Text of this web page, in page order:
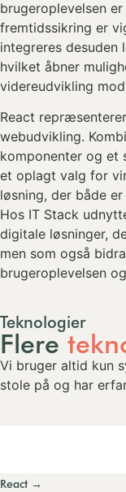
brugeroplevelsen
fremtidssikring er
integreres desuden
hvilket åbner
videreudvikling
React
webudvikling.
komponenter og
et oplagt valg for
løsning, der både
Hos IT Stack
digitale løsninger,
men som også
brugeroplevelsen
Teknologier
Flere
Vi bruger altid kun
stole på og har
React →